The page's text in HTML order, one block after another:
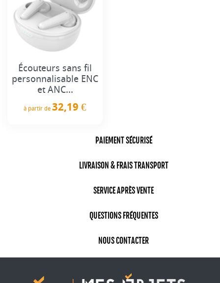
Écouteurs sans fil
personnalisable ENC
et ANC...
à partir de 32,19 €
PAIEMENT SÉCURISÉ
LIVRAISON & FRAIS TRANSPORT
SERVICE APRÈS VENTE
QUESTIONS FRÉQUENTES
NOUS CONTACTER